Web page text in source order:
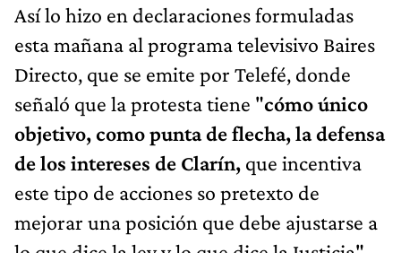
Así lo hizo en declaraciones formuladas
esta mañana al programa televisivo Baires
Directo, que se emite por Telefé, donde
señaló que la protesta tiene "cómo único
objetivo, como punta de flecha, la defensa
de los intereses de Clarín, que incentiva
este tipo de acciones so pretexto de
mejorar una posición que debe ajustarse a